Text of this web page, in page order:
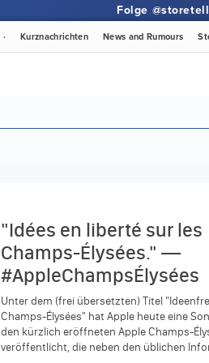
Folge
· Kurznachrichten News and Rumours
"Idées en liberté sur les
Champs-Élysées." —
#AppleChampsÉlysées
Unter dem (frei übersetzten) Titel
Champs-Élysées" hat Apple heute eine
den kürzlich eröffneten Apple Champs-
veröffentlicht, die neben den üblichen